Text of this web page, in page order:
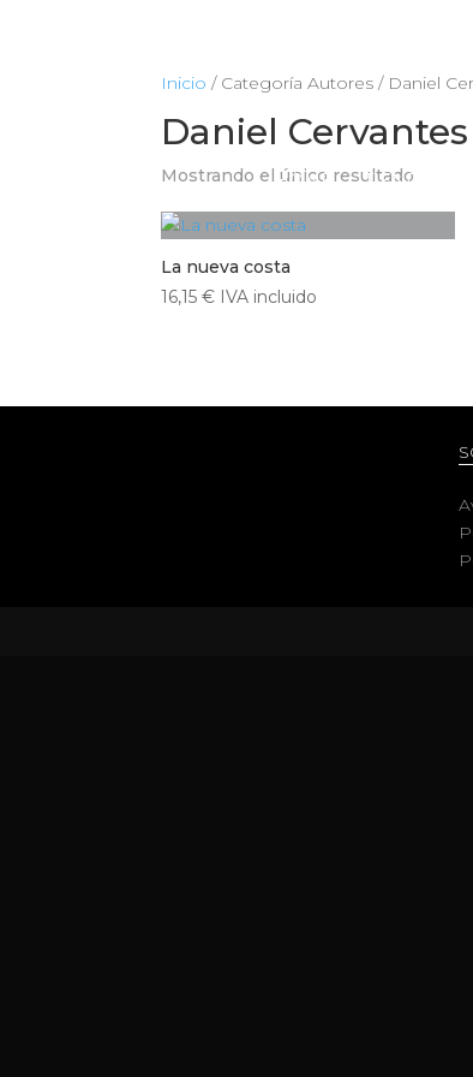
HOME TIENDA
Inicio / Categoría Autores / Daniel
Daniel Cervantes
Mostrando el único resultado
La nueva costa
16,15€ IVA incluido